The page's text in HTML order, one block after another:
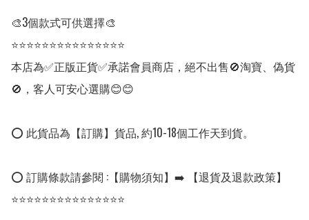
🎨3個款式可供選擇🎨
⭐⭐⭐⭐⭐⭐⭐⭐⭐⭐⭐⭐⭐⭐⭐
本店為✅正版正貨✅承諾會員商店，絕不出售🚫淘寶、偽貨
🚫，客人可安心選購😊😊
⭕ 此貨品為【訂購】貨品, 約10-18個工作天到貨。
⭕ 訂購條款請參閱 :【購物須知】➡️ 【退貨及退款政策】
⭐⭐⭐⭐⭐⭐⭐⭐⭐⭐⭐⭐⭐⭐⭐